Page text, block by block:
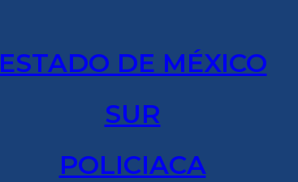
ESTADO DE MÉXICO
SUR
POLICIACA